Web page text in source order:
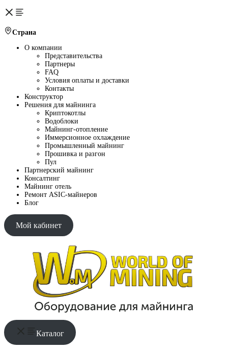
Страна
О компании
Представительства
Партнеры
FAQ
Условия оплаты и доставки
Контакты
Конструктор
Решения для майнинга
Криптокотлы
Водоблоки
Майнинг-отопление
Иммерсионное охлаждение
Промышленный майнинг
Прошивка и разгон
Пул
Партнерский майнинг
Консалтинг
Майнинг отель
Ремонт ASIC-майнеров
Блог
Мой кабинет
Каталог